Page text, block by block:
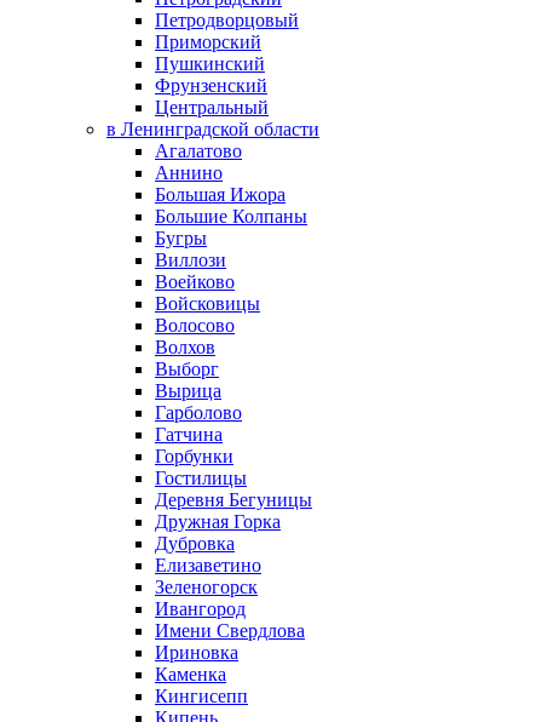
Петродворцовый
Приморский
Пушкинский
Фрунзенский
Центральный
в Ленинградской области
Агалатово
Аннино
Большая Ижора
Большие Колпаны
Бугры
Виллози
Воейково
Войсковицы
Волосово
Волхов
Выборг
Вырица
Гарболово
Гатчина
Горбунки
Гостилицы
Деревня Бегуницы
Дружная Горка
Дубровка
Елизаветино
Зеленогорск
Ивангород
Имени Свердлова
Ириновка
Каменка
Кингисепп
Кипень